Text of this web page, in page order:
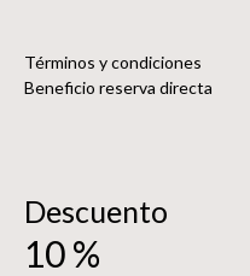
Términos y condiciones
Beneficio reserva directa
Descuento
10%